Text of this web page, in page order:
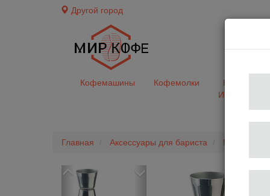
Другой город
Кофемашины Кофемолки
Кофе&Чай
Ингредиенты
Главная Аксессуары для бариста Мерные
Previous